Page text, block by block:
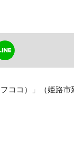
ココ）」（姫路市